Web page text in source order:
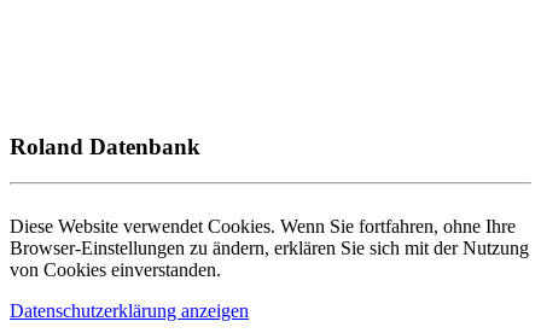
Roland Datenbank
Diese Website verwendet Cookies. Wenn Sie fortfahren, ohne Ihre
Browser-Einstellungen zu ändern, erklären Sie sich mit der Nutzung
von Cookies einverstanden.
Datenschutzerklärung anzeigen